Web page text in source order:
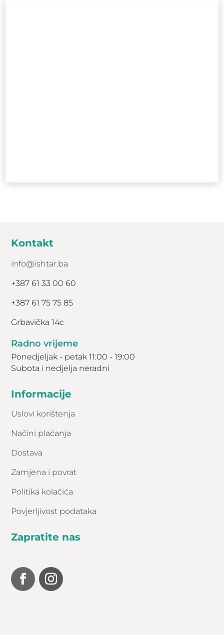
Kontakt
info@ishtar.ba
+387 61 33 00 60
+387 61 75 75 85
Grbavička 14c
Radno vrijeme
Ponedjeljak - petak 11:00 - 19:00
Subota i nedjelja neradni
Informacije
Uslovi korištenja
Načini plaćanja
Dostava
Zamjena i povrat
Politika kolačića
Povjerljivost podataka
Zapratite nas